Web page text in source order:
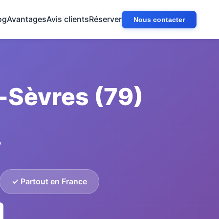
AvantagesAvis clientsRéserver Nous contacter
(79)
✓ Partout en France